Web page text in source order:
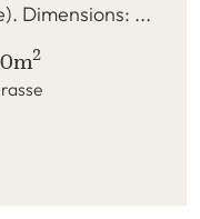
Dimensions: ...
2